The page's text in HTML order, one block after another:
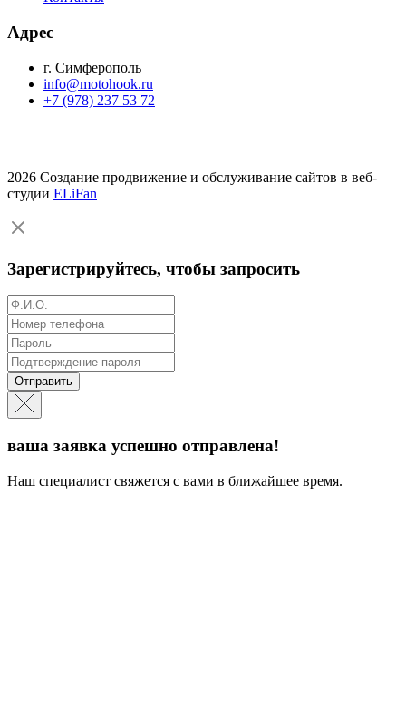
Адрес
г. Симферополь
info@motohook.ru
+7 (978) 237 53 72
2026 Создание продвижение и обслуживание сайтов в веб-
студии ELiFan
Зарегистрируйтесь, чтобы запросить
Отправить
ваша заявка успешно отправлена!
Наш специалист свяжется с вами в ближайшее время.